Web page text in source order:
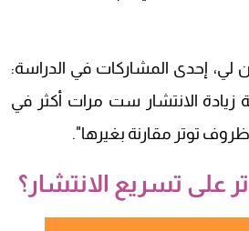
لي، إحدى المشاركات في الدراسة:
الانتشار ست مرات أكثر في
توتر مقارنة بغيرها".
على تسريع الانتشار؟